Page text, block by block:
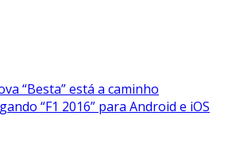
“Besta” está a caminho
“F1 2016” para Android e iOS